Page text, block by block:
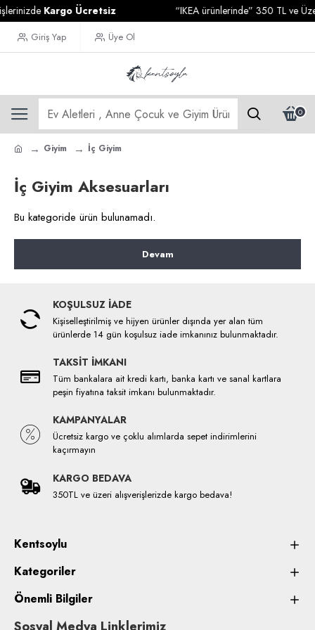
Kargo Ücretsiz “IKEA ürünlerinde” 350 TL ve
Giriş Yap Üye Ol
0
Giyim İç Giyim
İç Giyim Aksesuarları
Bu kategoride ürün bulunamadı.
Devam
KOŞULSUZ İADE
Kişiselleştirilmiş ve hijyen ürünler dışında yer alan tüm
ürünlerde 14 gün koşulsuz iade imkanınız bulunmaktadır.
TAKSİT İMKANI
Tüm bankalara ait kredi kartı, banka kartı ve sanal kartlara
peşin fiyatına taksit imkanı bulunmaktadır.
KAMPANYALAR
Ücretsiz kargo ve çoklu alımlarda sepet indirimlerini
kaçırmayın
KARGO BEDAVA
350TL ve üzeri alışverişlerizde kargo bedava!
Kentsoylu
Kategoriler
Önemli Bilgiler